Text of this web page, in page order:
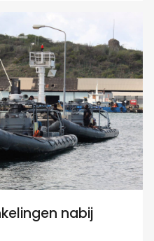
nabij